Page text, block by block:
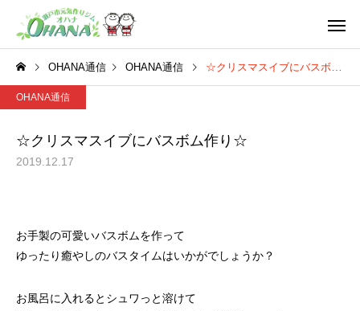
OHANA通信 OHANA通信 ☆クリスマスイブにバスボム作り☆
OHANA通信
☆クリスマスイブにバスボム作り☆
2019.12.17
お手製の可愛いバスボムを作って
ゆったり癒やしのバスタイムはいかがでしょうか？
お風呂に入れるとシュワっと溶けて